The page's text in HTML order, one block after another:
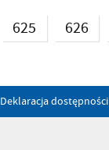
625 626
Deklaracja dostępności